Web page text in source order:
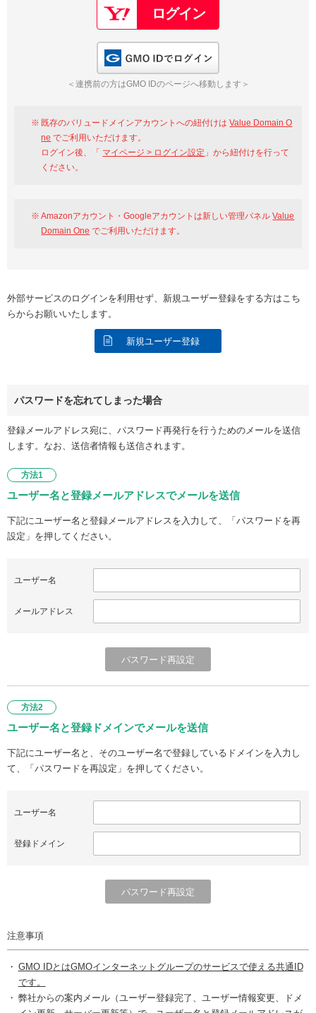
Google
GMO ID Amazon
※AmazonはValue Domain Oneのログイン画面へ遷移します
以下でも登録可能
Google Yahoo!
GMO ID
＜連携前の方はGMO IDのページへ移動します＞
既存のバリュードメインアカウントへの紐付けはValue Domain O
ne でご利用いただけます。
ログイン後、「 マイページ > ログイン設定 」から紐付けを行って
ください。
Amazonアカウント・Googleアカウントは新しい管理パネルValue
Domain One でご利用いただけます。
外部サービスのログインを利用せず、新規ユーザー登録をする方はこち
らからお願いいたします。
新規ユーザー登録
パスワードを忘れてしまった場合
登録メールアドレス宛に、パスワード再発行を行うためのメールを送信
します。なお、送信者情報も送信されます。
方法1
ユーザー名と登録メールアドレスでメールを送信
下記にユーザー名と登録メールアドレスを入力して、「パスワードを再
設定」を押してください。
ユーザー名
メールアドレス
方法2
ユーザー名と登録ドメインでメールを送信
下記にユーザー名と、そのユーザー名で登録しているドメインを入力し
て、「パスワードを再設定」を押してください。
ユーザー名
登録ドメイン
注意事項
GMO IDとはGMOインターネットグループのサービスで使える共通ID
です。
弊社からの案内メール（ユーザー登録完了、ユーザー情報変更、ドメ